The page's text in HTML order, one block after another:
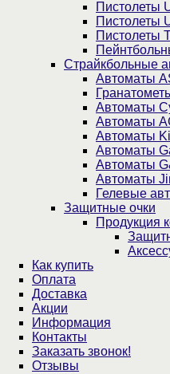
Пистолеты
Пистолеты
Пистолеты
Страйкбольные
Автоматы
Автоматы
Автоматы
Автоматы
Автоматы
Автоматы
Автоматы
Гелевые
Защитные очки
Продукция
Как купить
Оплата
Доставка
Акции
Информация
Контакты
Заказать звонок!
Отзывы